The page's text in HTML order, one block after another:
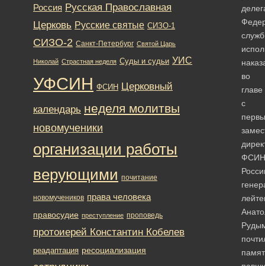
во
главе
с
ФСИН
Россия Русская Православная
Церковь Русские святые СИЗО-1
СИЗО-2 Санкт-Петербург Святой Царь
Николай Страстная неделя Суды и судьи УИС
УФСИН ФСИН Церковный
календарь неделя молитвы
новомученики
организации работы
верующими почитание
новомучеников права человека
правосудие преступление проповедь
протоиерей Константин Кобелев
реадаптация ресоциализация